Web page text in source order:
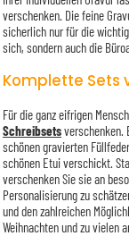
verschenken. Die feine
sicherlich nur für die
sich, sondern auch die
Komplette Sets
Für die ganz eifrigen
Schreibsetsverschenken.
schönen gravierten
schönen Etui verschickt.
verschenken Sie sie an
Personalisierung zu
und den zahlreichen
Weihnachten und zu vielen